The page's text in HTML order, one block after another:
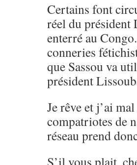
Certains font
réel du président
enterré au
conneries
que Sassou va
président
Je rêve et j’ai
compatriotes de
réseau prend
S’il vous plait,